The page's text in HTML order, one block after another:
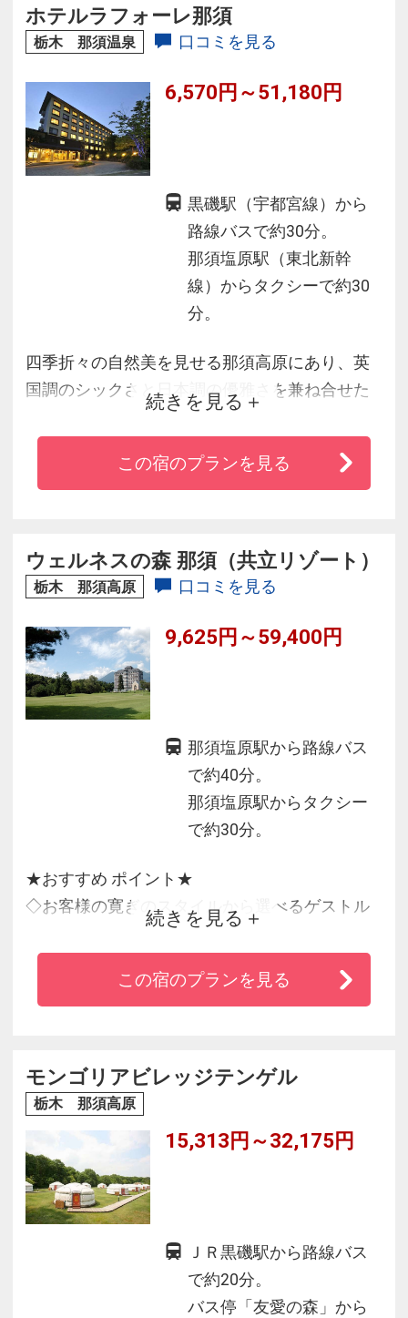
ホテルラフォーレ那須
栃木 那須温泉 口コミを見る
6,570円～51,180円
黒磯駅（宇都宮線）から
路線バスで約30分。
那須塩原駅（東北新幹
線）からタクシーで約30
分。
四季折々の自然美を見せる那須高原にあり、英
国調のシックさと日本調の優雅さを兼ね合せた
リゾートホテルです。
食事は地場で採れたみずみずしい高原野菜や旬
の食材を使い、四季折々の味覚をお楽しみ戴け
ァミリー牧場など観光の拠点に便利な立地で
す。
続きを見る
この宿のプランを見る
ウェルネスの森 那須（共立リゾート）
栃木 那須高原 口コミを見る
9,625円～59,400円
那須塩原駅から路線バス
で約40分。
那須塩原駅からタクシー
で約30分。
★おすすめ ポイント★
◇お客様の寛ぎのスタイルから選べるゲストル
◇ガーデンコートに面したカジュアルな雰囲気
で味わう「本格フレンチ」！
続きを見る
この宿のプランを見る
モンゴリアビレッジテンゲル
栃木 那須高原
15,313円～32,175円
ＪＲ黒磯駅から路線バス
で約20分。
バス停「友愛の森」から